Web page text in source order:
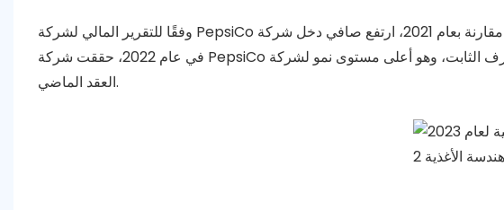
وفقًا للتقرير المالي لشركة PepsiCo لعام 2022، مقارنة بعام 2021، ارتفع صافي دخل شركة PepsiCo في عام 2022 بنسبة 9%، وكانت أعمالها في أمريكا الشمالية أكبر مساهم في صافي دخلها.
في عام 2022، حققت شركة PepsiCo نموًا عضويًا في الإيرادات يزيد عن 14% وزيادة بنسبة 10% في الأرباح التشغيلية الأساسية بسعر الصرف الثابت، وهو أعلى مستوى نمو لشركة PepsiCo في
العقد الماضي.